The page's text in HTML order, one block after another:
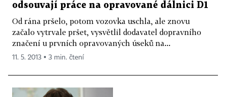
odsouvají práce na opravované dálnici D1
Od rána pršelo, potom vozovka uschla, ale znovu
začalo vytrvale pršet, vysvětlil dodavatel dopravního
značení u prvních opravovaných úseků na...
11. 5. 2013 ▪ 3 min. čtení